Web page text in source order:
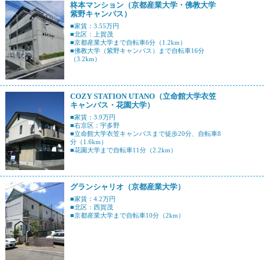
柊本マンション（京都産業大学・佛教大学
紫野キャンパス）
■家賃：3.55万円
■北区：上賀茂
■京都産業大学まで自転車6分（1.2km）
■佛教大学（紫野キャンパス）まで自転車16分
（3.2km）
COZY STATION UTANO（立命館大学衣笠
キャンパス・花園大学）
■家賃：3.9万円
■右京区：宇多野
■立命館大学衣笠キャンパスまで徒歩20分、自転車8
分（1.6km）
■花園大学まで自転車11分（2.2km）
グランシャリオ（京都産業大学）
■家賃：4.2万円
■北区：西賀茂
■京都産業大学まで自転車10分（2km）